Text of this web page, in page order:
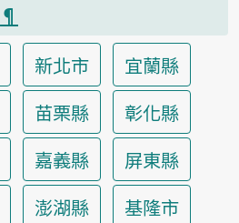
¶
新北市
宜蘭縣
苗栗縣
彰化縣
嘉義縣
屏東縣
澎湖縣
基隆市